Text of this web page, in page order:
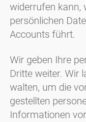
widerrufen kann,
persönlichen
Accounts führt.
Wir geben Ihre
Dritte weiter. Wir
walten, um die
gestellten
Informationen